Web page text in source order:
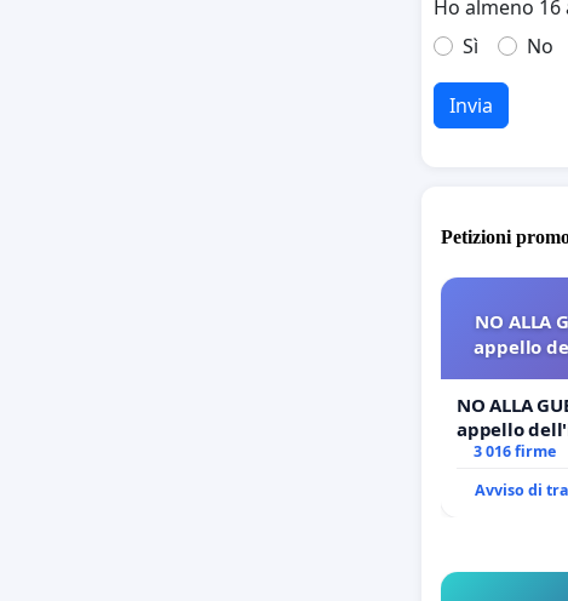
Ho almeno
Sì
No
Invia
Petizioni
NO ALLA
appello
NO ALLA
appello
3 016 firme
Avviso di